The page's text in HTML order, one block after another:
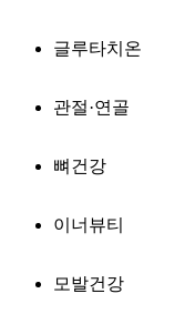
글루타치온
관절·연골
뼈건강
이너뷰티
모발건강